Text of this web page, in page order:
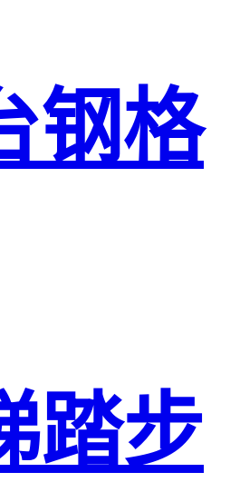
钢格
踏步